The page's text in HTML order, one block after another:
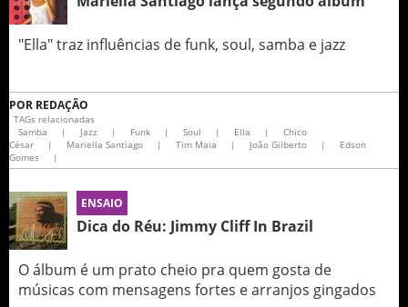
"Ella" traz influências de funk, soul, samba e jazz
POR REDAÇÃO
TAGs relacionadas
Samba
| Jazz | Funk | Soul | Ella |
Chico
César
| Mariella Santiago | Tim Maia | João Gilberto |
Edson
Gomes
|
ENSAIO
Dica do Réu: Jimmy Cliff In Brazil
O álbum é um prato cheio pra quem gosta de
músicas com mensagens fortes e arranjos gingados